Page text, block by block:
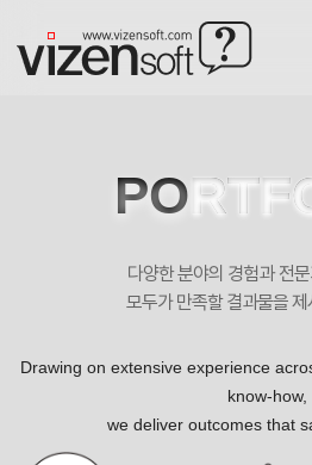
PO
다양한 분야의 경험과 전
모두가 만족할 결과물을
Drawing on extensive experience
know-how,
we deliver outcomes that